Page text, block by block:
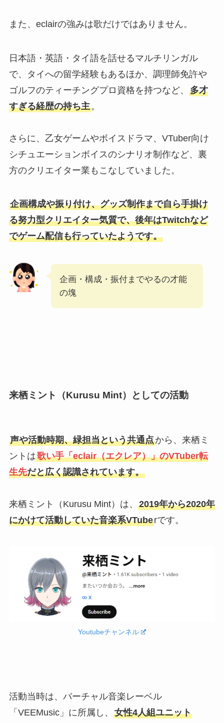
また、eclairの強みは歌だけではありません。
日本語・英語・タイ語を話せるマルチリンガル
で、タイへの留学経験もあるほか、調理師免許や
ゴルフのティーチングプロ資格を持つなど、 多才
すぎる経歴の持ち主。
さらに、乙女ゲームやボイスドラマ、VTuber向け
シチュエーションボイスのシナリオ制作など、裏
方のクリエイター業もこなしていました。
企画構成や振り付け、グッズ制作まで自ら手掛け
る努力型クリエイター気質で、後年はTwitchなど
でゲーム配信も行っていたようです。
企画・構成・振付までやるの才能
の塊
来栖ミント（Kurusu Mint）としての活動
声や活動時期、緑担当という共通点から、来栖ミ
ントは歌い手「eclair（エクレア）」のVTuber転
生先だと広く認識されています。
来栖ミント（Kurusu Mint）は、 2019年から2020年
にかけて活動していた音楽系VTuberです。
Youtubeチャンネル
活動当時は、バーチャル音楽レーベル
「VEEMusic」に所属し、 女性4人組ユニット